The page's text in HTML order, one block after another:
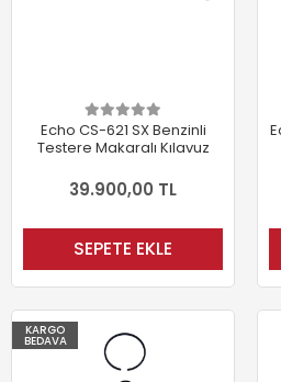
Echo CS-621 SX Benzinli
Testere Makaralı Kılavuz
39.900,00 TL
SEPETE EKLE
KARGO
BEDAVA